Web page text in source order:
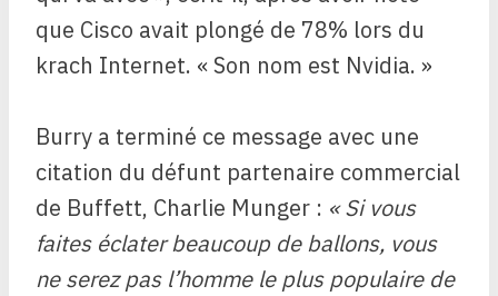
que Cisco avait plongé de 78% lors du
krach Internet. « Son nom est Nvidia. »
Burry a terminé ce message avec une
citation du défunt partenaire commercial
de Buffett, Charlie Munger : « Si vous
faites éclater beaucoup de ballons, vous
ne serez pas l’homme le plus populaire de